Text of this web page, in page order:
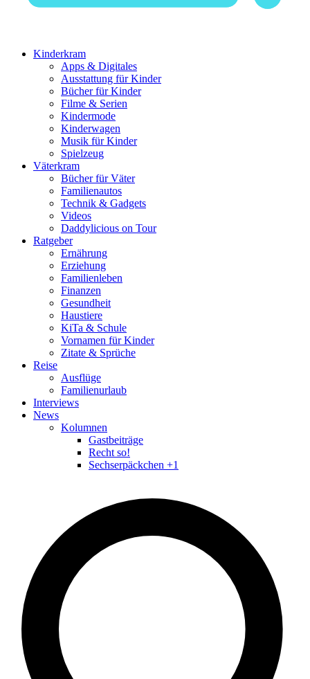
Kinderkram
Apps & Digitales
Ausstattung für Kinder
Bücher für Kinder
Filme & Serien
Kindermode
Kinderwagen
Musik für Kinder
Spielzeug
Väterkram
Bücher für Väter
Familienautos
Technik & Gadgets
Videos
Daddylicious on Tour
Ratgeber
Ernährung
Erziehung
Familienleben
Finanzen
Gesundheit
Haustiere
KiTa & Schule
Vornamen für Kinder
Zitate & Sprüche
Reise
Ausflüge
Familienurlaub
Interviews
News
Kolumnen
Gastbeiträge
Recht so!
Sechserpäckchen +1